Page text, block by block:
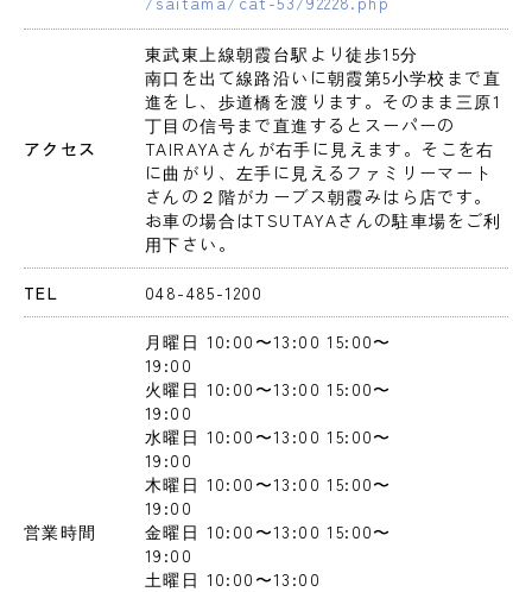
アクセス
東武東上線朝霞台駅より徒歩15分
南口を出て線路沿いに朝霞第5小学校まで直
進をし、歩道橋を渡ります。そのまま三原1
丁目の信号まで直進するとスーパーの
TAIRAYAさんが右手に見えます。そこを右
に曲がり、左手に見えるファミリーマート
さんの２階がカーブス朝霞みはら店です。
お車の場合はTSUTAYAさんの駐車場をご利
用下さい。
TEL 048-485-1200
営業時間
月曜日 10:00〜13:00 15:00〜
19:00
火曜日 10:00〜13:00 15:00〜
19:00
水曜日 10:00〜13:00 15:00〜
19:00
木曜日 10:00〜13:00 15:00〜
19:00
金曜日 10:00〜13:00 15:00〜
19:00
土曜日 10:00〜13:00